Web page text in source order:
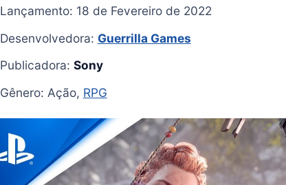
Lançamento: 18 de Fevereiro de 2022
Desenvolvedora: Guerrilla Games
Publicadora: Sony
Gênero: Ação, RPG